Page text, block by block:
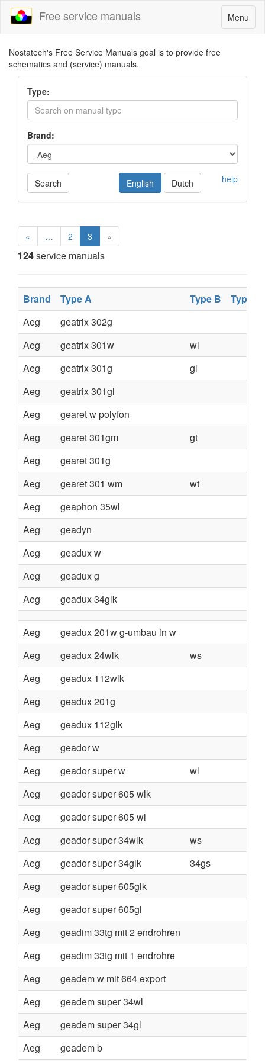
Toggle
navigation
Menu
Free service manuals
Nostatech's Free Service Manuals goal is to provide free
schematics and (service) manuals.
Type:
Brand:
Search help
English Dutch
« … 2 3 »
124service manuals
Brand Type A Type B
Type C
Aeg
geatrix 302g
Aeg
geatrix 301w
wl
Aeg
geatrix 301g
gl
Aeg
geatrix 301gl
Aeg
gearet w polyfon
Aeg
gearet 301gm
gt
Aeg
gearet 301g
Aeg
gearet 301 wm
wt
Aeg
geaphon 35wl
Aeg
geadyn
Aeg
geadux w
Aeg
geadux g
Aeg
geadux 34glk
Aeg
geadux 201w g-umbau in w
Aeg
geadux 24wlk
ws
Aeg
geadux 112wlk
Aeg
geadux 201g
Aeg
geadux 112glk
Aeg
geador w
Aeg
geador super w
wl
Aeg
geador super 605 wlk
Aeg
geador super 605 wl
Aeg
geador super 34wlk
ws
Aeg
geador super 34glk
34gs
Aeg
geador super 605glk
Aeg
geador super 605gl
Aeg
geadim 33tg mit 2 endrohren
Aeg
geadim 33tg mit 1 endrohre
Aeg
geadem w mit 664 export
Aeg
geadem super 34wl
Aeg
geadem super 34gl
Aeg
geadem b